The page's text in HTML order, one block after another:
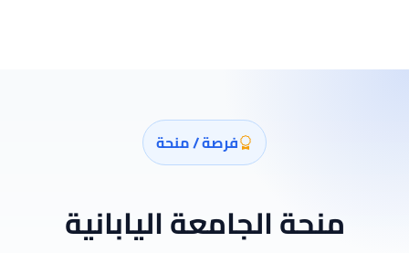
فرصة / منحة
منحة الجامعة اليابانية